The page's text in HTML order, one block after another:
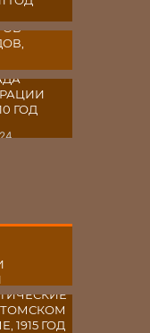
ГОД
1915 ГОД